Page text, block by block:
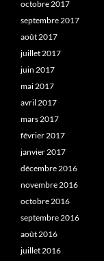
octobre 2017
septembre 2017
août 2017
juillet 2017
juin 2017
mai 2017
avril 2017
mars 2017
février 2017
janvier 2017
décembre 2016
novembre 2016
octobre 2016
septembre 2016
août 2016
juillet 2016